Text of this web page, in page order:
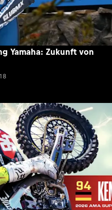
Yamaha: Zukunft von